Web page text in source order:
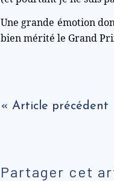
Une grande émotion
bien mérité le Grand
« Article précédent
Partager cet